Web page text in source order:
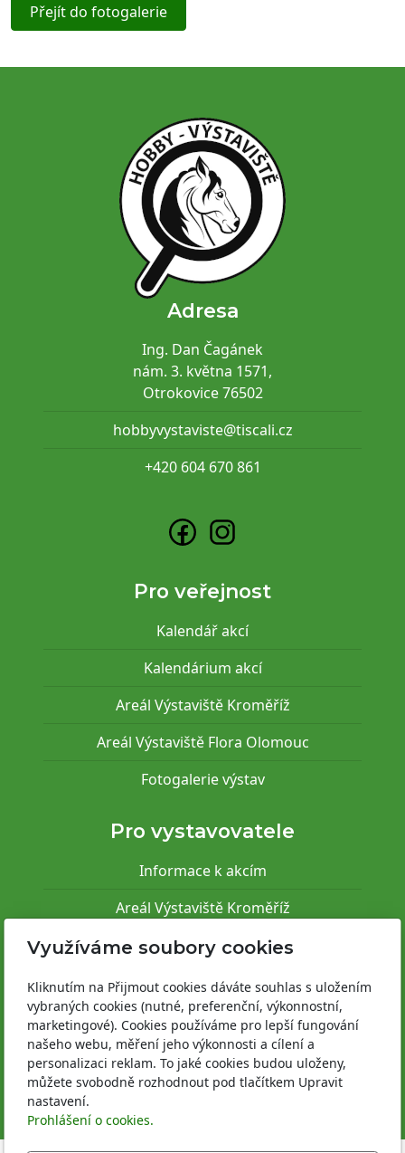
Přejít do fotogalerie
Adresa
Ing. Dan Čagánek
nám. 3. května 1571,
Otrokovice 76502
hobbyvystaviste@tiscali.cz
+420 604 670 861
Pro veřejnost
Kalendář akcí
Kalendárium akcí
Areál Výstaviště Kroměříž
Areál Výstaviště Flora Olomouc
Fotogalerie výstav
Pro vystavovatele
Informace k akcím
Areál Výstaviště Kroměříž
Areál Výstaviště Flora Olomouc
Provozně bezpečnostní předpisy
Registrace vystavovatele
Využíváme soubory cookies
Kliknutím na Přijmout cookies dáváte souhlas s uložením
vybraných cookies (nutné, preferenční, výkonnostní,
marketingové). Cookies používáme pro lepší fungování
našeho webu, měření jeho výkonnosti a cílení a
personalizaci reklam. To jaké cookies budou uloženy,
můžete svobodně rozhodnout pod tlačítkem Upravit
nastavení.
Prohlášení o cookies.